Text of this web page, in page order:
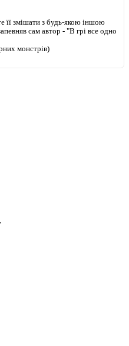
її змішати з будь-якою іншою
сам автор - "В грі все одно
монстрів)